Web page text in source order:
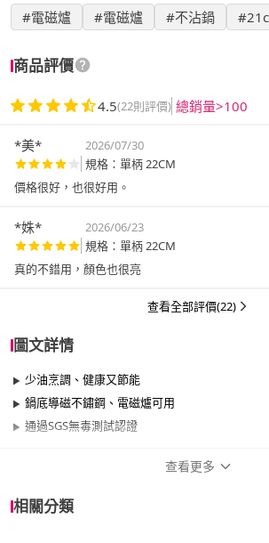
#電磁爐 #電磁爐 #不沾鍋
商品評價
4.5(22則評價) 總銷量>100
*美* 2026/07/30
規格：單柄 22CM
價格很好，也很好用。
*姝* 2026/06/23
規格：單柄 22CM
真的不錯用，顏色也很亮
查看全部評價(22)
圖文詳情
少油烹調、健康又節能
鍋底導磁不鏽鋼、電磁爐可用
通過SGS無毒測試認證
查看更多
相關分類